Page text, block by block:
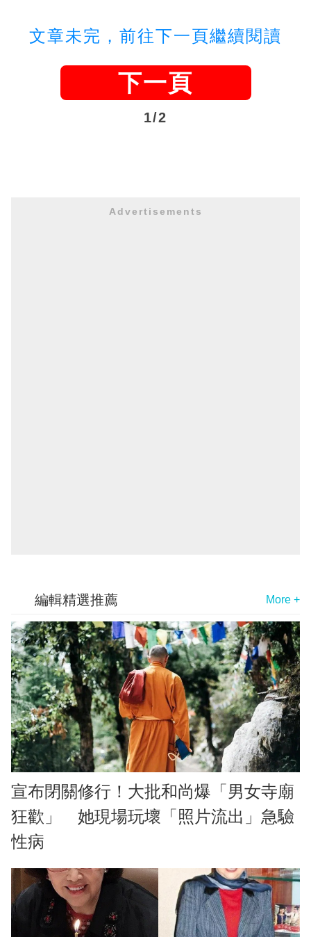
文章未完，前往下一頁繼續閱讀
下一頁
1/2
Advertisements
編輯精選推薦 More +
宣布閉關修行！大批和尚爆「男女寺廟
狂歡」 她現場玩壞「照片流出」急驗
性病